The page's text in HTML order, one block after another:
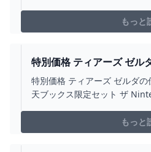
て、とびとびで見ていた
が、今回はかなーーり楽
ルダいいわー 2024
もっと
特別価格 ティアーズ ゼル
ム 楽天ブックス限定セッ
SWITCH -
特別価格 ティアーズ ゼルダ
天ブックス限定セット ザ
もっと